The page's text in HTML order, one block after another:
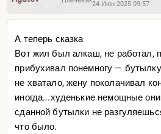
диалог.
Это засилье китайских авто (у
до войны раздражала эта
автопроизводителей с нашего
сокращение модельного ряда (я
автомобилям, хотя в молодости
на мотики и сейчас могу).
24 Июн 2025 09:57
А теперь сказка
Вот жил был алкаш, не работал,
прибухивал понемногу —
не хватало, жену поколачивал
иногда...худенькие немощные
сданной бутылки не
что было.